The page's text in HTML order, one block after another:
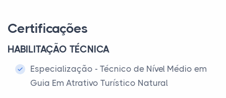
Certificações
HABILITAÇÃO TÉCNICA
Especialização - Técnico de Nível Médio em
Guia Em Atrativo Turístico Natural